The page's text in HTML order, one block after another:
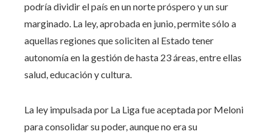
podría dividir el país en un norte próspero y un sur
marginado. La ley, aprobada en junio, permite sólo a
aquellas regiones que soliciten al Estado tener
autonomía en la gestión de hasta 23 áreas, entre ellas
salud, educación y cultura.
La ley impulsada por La Liga fue aceptada por Meloni
para consolidar su poder, aunque no era su